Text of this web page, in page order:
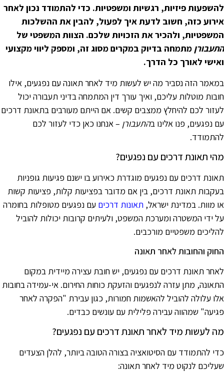
פיזיות, רגשיות ומשפטיות. כדי להתמודד נכון לאחר
כזה, חשוב לדעת איך לפעול, להבין את ההשלכות
ולהכיר את הזכויות שלכם. הצוות המשפטי של
מתמחה בדיוק במקרים מסוג זה, ומספק ליווי מקצועי
לאורך כל הדרך.
הזה נסביר מה יש לעשות מיד לאחר תאונה עם נפגעים, אילו
מוטלות עליכם, ואיך עורך דין המתמחה בדיני תעבורה יכול
לכם להיחלץ ממצבים קשים. אם הייתם מעורבים בתאונת דרכים
נפגעים, פנו אלינו בהתעבורן– אנחנו כאן כדי לעזור לכם
תאונת דרכים עם נפגעים?
דרכים עם נפגעים מוגדרת כאירוע בו ישנם פגיעות גופניות
תאונת דרכים, בין אם מדובר בפציעות קלות, פציעות קשות
מוות. במדינת ישראל, תאונות דרכיםעם נפגעים מטופלות בחומרה
ידי המשטרה ומערכת המשפט, ולעיתים קרובות יכולות להוביל
משפטיים מורכבים.
והחובות לאחר תאונה
תאונת דרכים עם נפגעים, יש חובת עצירה מיידית במקום
מתן עזרה לנפגעים והזעקת כוחות החירום. אי-עמידה בחובות
עלולה להוביל להאשמות חמורות, כגון עבירת "הפקרה לאחר
שמהווה עבירה פלילית עם עונשים כבדים.
לעשות מיד לאחר תאונת דרכים עם נפגעים?
להתמודד עם הסיטואציה בצורה הטובה ביותר, להלן הצעדים
לנקוט מיד לאחר תאונה: